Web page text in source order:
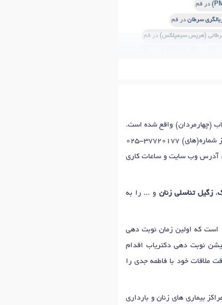
در قم
سرطان در قم
(هرپس سیمپلکس) در قم
پانسمان نوین زخمدر قم
(چهارمردان) واقع شده است.
شماره(های) 025-37720177
، آدرس وب سایت و ساعات کاری
،زگیل تناسلی زنان و ... را به
روزهای حضور شنبه تا دوشنبه: 10:00 تا 14:00 ، سه‌شنبه تا پنج‌شنبه: 10:00 تا 14:00، 17:00 تا 20:30 است که اولین زمان نوبت دهی
نوبت دهی دکتریاب اقدام
ملاقات خود با فاطمه جدی را
بیماری های زنان و بارداری